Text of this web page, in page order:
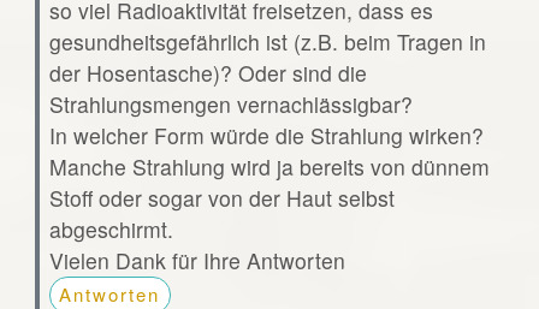
so viel Radioaktivität freisetzen, dass es
gesundheitsgefährlich ist (z.B. beim Tragen in
der Hosentasche)? Oder sind die
Strahlungsmengen vernachlässigbar?
In welcher Form würde die Strahlung wirken?
Manche Strahlung wird ja bereits von dünnem
Stoff oder sogar von der Haut selbst
abgeschirmt.
Vielen Dank für Ihre Antworten
Antworten